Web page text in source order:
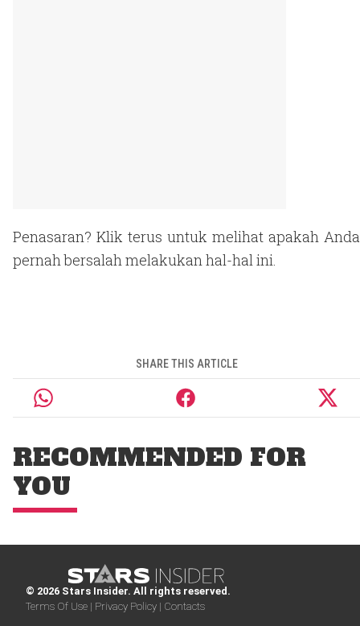
Penasaran? Klik terus untuk melihat apakah Anda
pernah bersalah melakukan hal-hal ini.
SHARE THIS ARTICLE
RECOMMENDED FOR
YOU
© 2026 Stars Insider. All rights reserved.
Terms Of Use | Privacy Policy | Contacts